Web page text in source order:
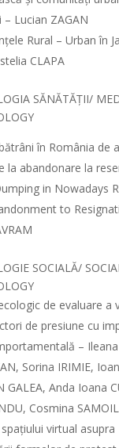
– Lucian ZAGAN
Rural – Urban în
CLAPA
SĂNĂTĂȚII/
în România de
la abandonare la
in Nowadays
to
SOCIALĂ/
de evaluare a
de presiune cu
–
Sorina IRIMIE,
GALEA, Anda Ioana
Cosmina
virtual asupra